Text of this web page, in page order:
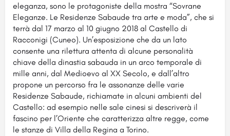
eleganza, sono le protagoniste della mostra “Sovrane
Eleganze. Le Residenze Sabaude tra arte e moda”, che si
terrà dal 17 marzo al 10 giugno 2018 al Castello di
Racconigi (Cuneo). Un’esposizione che da un lato
consente una rilettura attenta di alcune personalità
chiave della dinastia sabauda in un arco temporale di
mille anni, dal Medioevo al XX Secolo, e dall’altro
propone un percorso fra le assonanze delle varie
Residenze Sabaude, richiamate in alcuni ambienti del
Castello: ad esempio nelle sale cinesi si descriverà il
fascino per l’Oriente che caratterizza altre regge, come
le stanze di Villa della Regina a Torino.